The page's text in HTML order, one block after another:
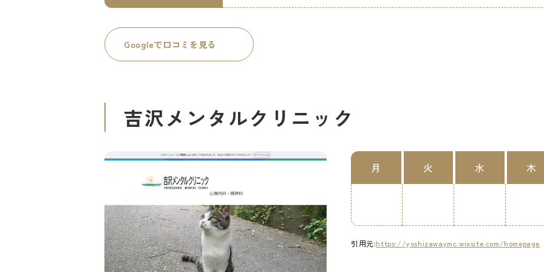
Googleで口コミを見る
吉沢メンタルクリニック
月 火 水 木
引用元:https://yoshizawaymc.wixsite.com/homepage